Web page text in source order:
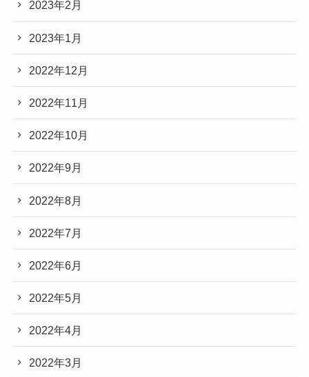
2023年2月
2023年1月
2022年12月
2022年11月
2022年10月
2022年9月
2022年8月
2022年7月
2022年6月
2022年5月
2022年4月
2022年3月